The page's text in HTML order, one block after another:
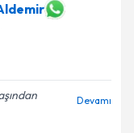
Devamı